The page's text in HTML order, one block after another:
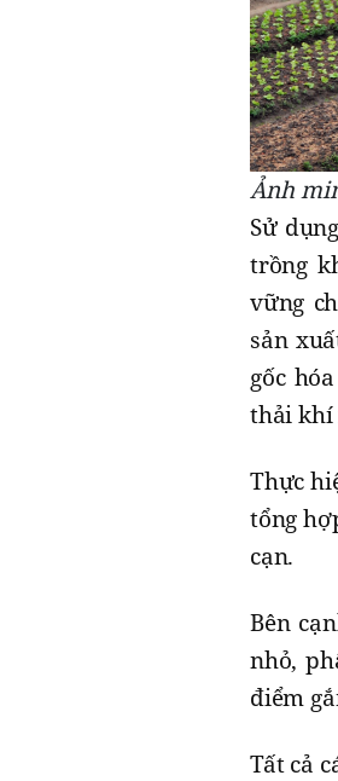
Ảnh
Sử
trồng
vững
sản
gốc
thải khí
Thực
tổng
cạn.
Bên
nhỏ,
điểm
Tất cả